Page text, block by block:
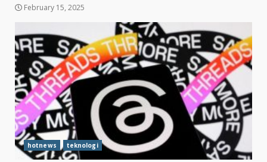
February 15, 2025
hotnews teknologi
3
Hasil Piala Presiden 2026,
Persebaya Taklukkan Persija
1-0, Gol Bunuh Diri Pankov
Jadi Penentu
July 27, 2026